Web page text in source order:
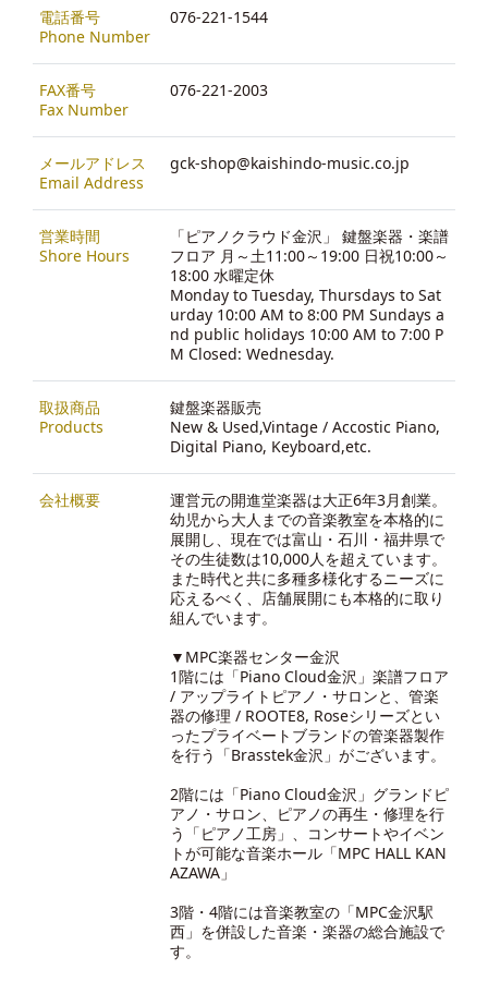
電話番号
Phone Number
076-221-1544
FAX番号
Fax Number
076-221-2003
メールアドレス
Email Address
gck-shop@kaishindo-music.co.jp
営業時間
Shore Hours
「ピアノクラウド金沢」 鍵盤楽器・楽譜
フロア 月～土11:00～19:00 日祝10:00～
18:00 水曜定休
Monday to Tuesday, Thursdays to Sat
urday 10:00 AM to 8:00 PM Sundays a
nd public holidays 10:00 AM to 7:00 P
M Closed: Wednesday.
取扱商品
Products
鍵盤楽器販売
New & Used,Vintage / Accostic Piano,
Digital Piano, Keyboard,etc.
会社概要
運営元の開進堂楽器は大正6年3月創業。
幼児から大人までの音楽教室を本格的に
展開し、現在では富山・石川・福井県で
その生徒数は10,000人を超えています。
また時代と共に多種多様化するニーズに
応えるべく、店舗展開にも本格的に取り
組んでいます。
▼MPC楽器センター金沢
1階には「Piano Cloud金沢」楽譜フロア
/ アップライトピアノ・サロンと、管楽
器の修理 / ROOTE8, Roseシリーズとい
ったプライベートブランドの管楽器製作
を行う「Brasstek金沢」がございます。
2階には「Piano Cloud金沢」グランドピ
アノ・サロン、ピアノの再生・修理を行
う「ピアノ工房」、コンサートやイベン
トが可能な音楽ホール「MPC HALL KAN
AZAWA」
3階・4階には音楽教室の「MPC金沢駅
西」を併設した音楽・楽器の総合施設で
す。